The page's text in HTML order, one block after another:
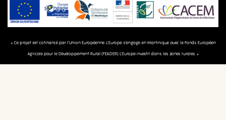
« Ce projet est cofinancé par l’Union Européenne. L’Europe s’engage en Martinique avec le Fonds Européen
Agricole pour le Développement Rural (FEADER) L’Europe investit dans les zones rurales. »